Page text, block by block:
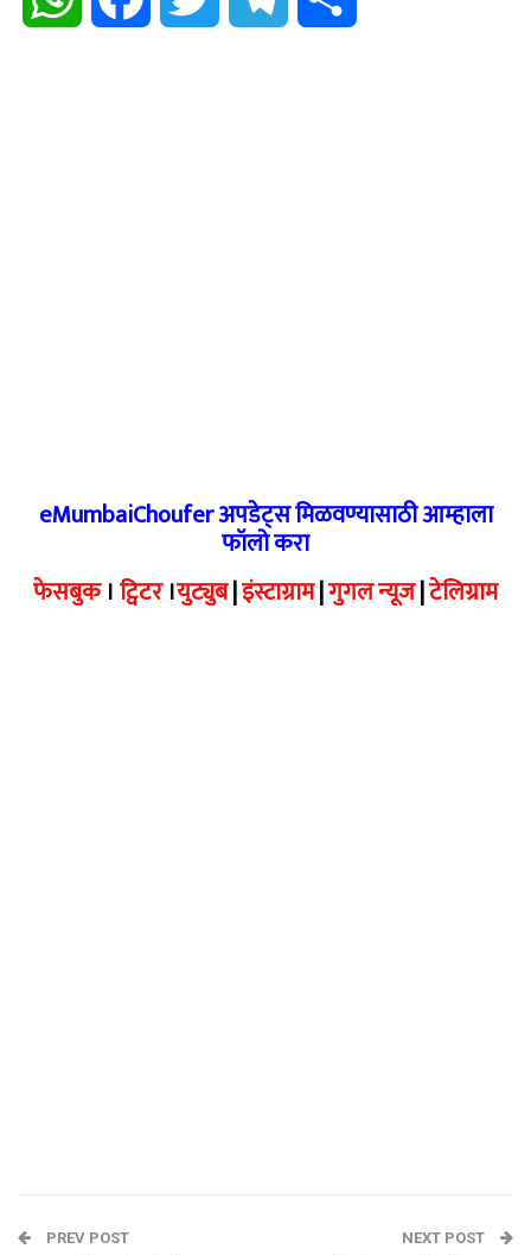
eMumbaiChoufer अपडेट्स मिळवण्यासाठी आम्हाला
फॉलो करा
फेसबुक।ट्विटर।युट्युब|इंस्टाग्राम|गुगल न्यूज|टेलिग्राम
PREV POST NEXT POST